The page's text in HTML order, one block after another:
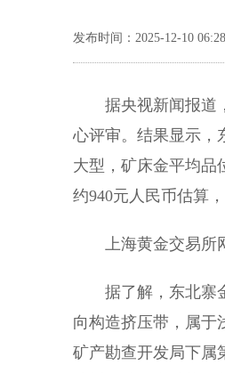
发布时间：2025-12-10
据央视新闻报道
心评审。结果显示，
大型，矿床金平均品
约940元人民币估算
上海黄金交易所
据了解，东北寨
向构造挤压带，属于
矿产勘查开发局下属